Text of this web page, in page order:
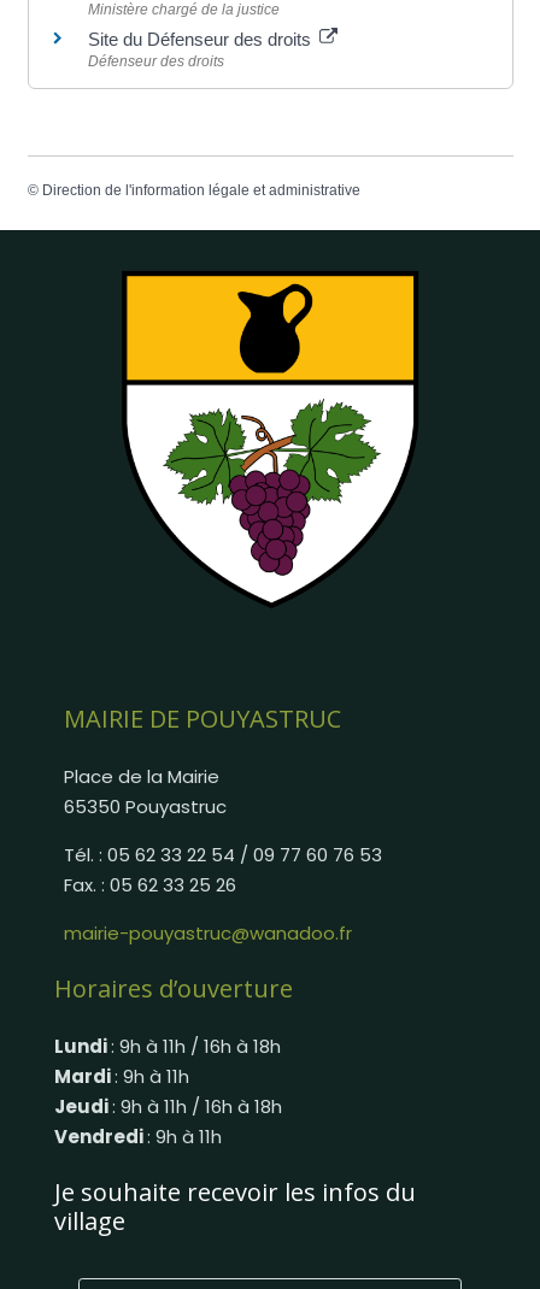
Ministère chargé de la justice
Site du Défenseur des droits
Défenseur des droits
© Direction de l'information légale et administrative
MAIRIE DE POUYASTRUC
Place de la Mairie
65350 Pouyastruc
Tél. : 05 62 33 22 54 / 09 77 60 76 53
Fax. : 05 62 33 25 26
mairie-pouyastruc@wanadoo.fr
Horaires d’ouverture
Lundi: 9h à 11h / 16h à 18h
Mardi: 9h à 11h
Jeudi: 9h à 11h / 16h à 18h
Vendredi: 9h à 11h
Je souhaite recevoir les infos du
village